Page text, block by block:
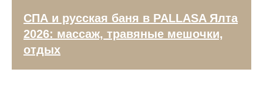
СПА и русская баня в PALLASA Ялта
2026: массаж, травяные мешочки,
отдых